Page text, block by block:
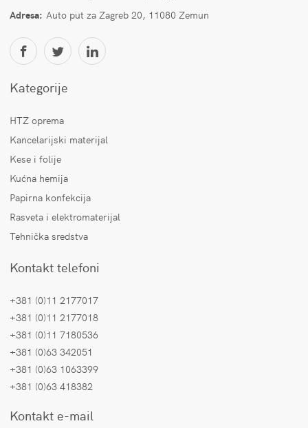
Adresa: Auto put za Zagreb 20, 11080 Zemun
Kategorije
HTZ oprema
Kancelarijski materijal
Kese i folije
Kućna hemija
Papirna konfekcija
Rasveta i elektromaterijal
Tehnička sredstva
Kontakt telefoni
+381 (0)11 2177017
+381 (0)11 2177018
+381 (0)11 7180536
+381 (0)63 342051
+381 (0)63 1063399
+381 (0)63 418382
Kontakt e-mail